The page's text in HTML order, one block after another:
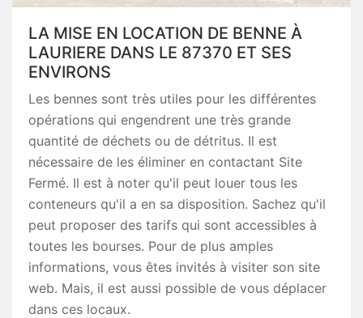
LA MISE EN LOCATION DE BENNE À
LAURIERE DANS LE 87370 ET SES
ENVIRONS
Les bennes sont très utiles pour les différentes
opérations qui engendrent une très grande
quantité de déchets ou de détritus. Il est
nécessaire de les éliminer en contactant Site
Fermé. Il est à noter qu'il peut louer tous les
conteneurs qu'il a en sa disposition. Sachez qu'il
peut proposer des tarifs qui sont accessibles à
toutes les bourses. Pour de plus amples
informations, vous êtes invités à visiter son site
web. Mais, il est aussi possible de vous déplacer
dans ces locaux.